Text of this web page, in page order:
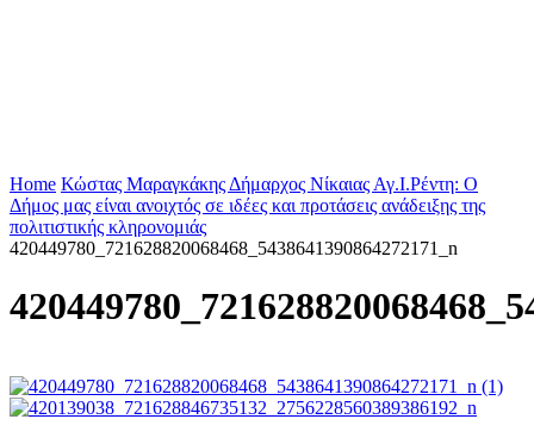
Home Κώστας Μαραγκάκης Δήμαρχος Νίκαιας Αγ.Ι.Ρέντη: Ο
Δήμος μας είναι ανοιχτός σε ιδέες και προτάσεις ανάδειξης της
πολιτιστικής κληρονομιάς
420449780_721628820068468_5438641390864272171_n